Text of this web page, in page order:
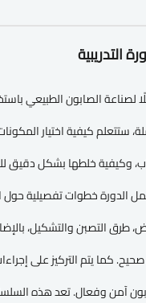
التدريبية
لصناعة الصابون الطبيعي
ستتعلم كيفية اختيار
وكيفية خلطها بشكل
الدورة خطوات تفصيلية حول
طرق التصبن والتشكيل،
كما يتم التركيز على
آمن وفعال. تعد هذه